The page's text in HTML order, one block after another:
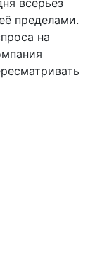
пределами.
на